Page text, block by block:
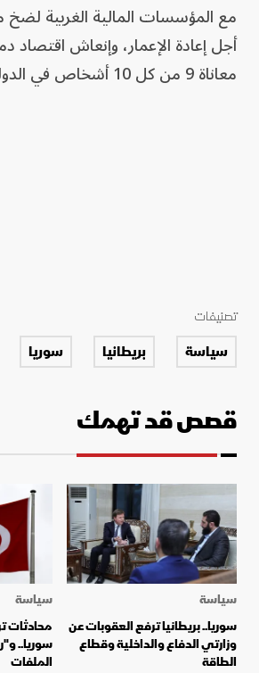
مع المؤسسات المالية الغربية
أجل إعادة الإعمار، وإنعاش اقتصاد
معاناة 9 من كل 10 أشخاص في الدولة من الفقر.
تصنيفات
سياسة بريطانيا سوريا
قصص قد تهمك
سياسة
سوريا.. بريطانيا ترفع العقوبات عن
وزارتي الدفاع والداخلية وقطاع
الطاقة
سياسة
محادثات
سوريا..
الملفات